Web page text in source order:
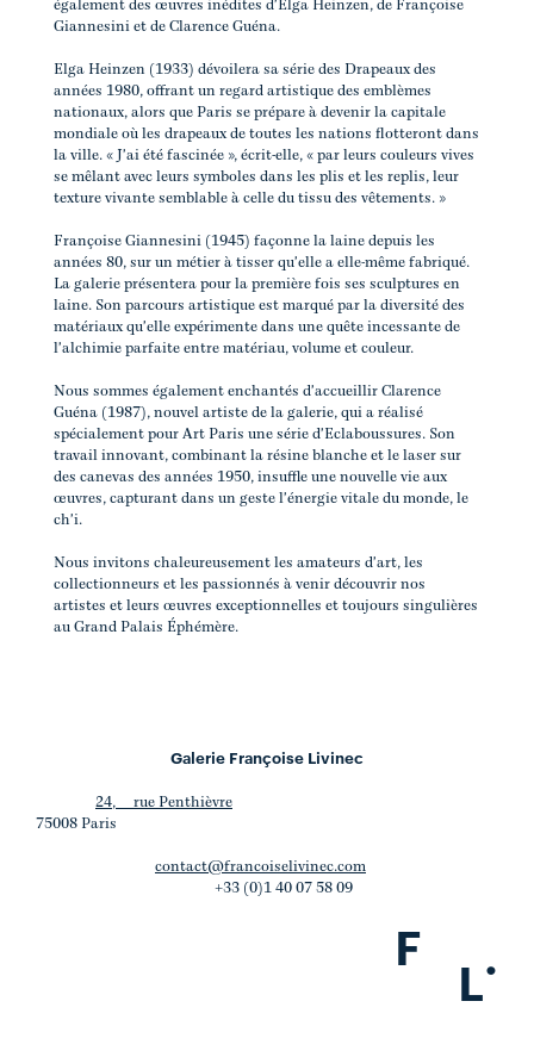
également des œuvres inédites d'Elga Heinzen, de Françoise
Giannesini et de Clarence Guéna.
Elga Heinzen (1933) dévoilera sa série des Drapeaux des
années 1980, offrant un regard artistique des emblèmes
nationaux, alors que Paris se prépare à devenir la capitale
mondiale où les drapeaux de toutes les nations flotteront dans
la ville. « J'ai été fascinée », écrit-elle, « par leurs couleurs vives
se mêlant avec leurs symboles dans les plis et les replis, leur
texture vivante semblable à celle du tissu des vêtements. »
Françoise Giannesini (1945) façonne la laine depuis les
années 80, sur un métier à tisser qu'elle a elle-même fabriqué.
La galerie présentera pour la première fois ses sculptures en
laine. Son parcours artistique est marqué par la diversité des
matériaux qu'elle expérimente dans une quête incessante de
l'alchimie parfaite entre matériau, volume et couleur.
Nous sommes également enchantés d'accueillir Clarence
Guéna (1987), nouvel artiste de la galerie, qui a réalisé
spécialement pour Art Paris une série d'Eclaboussures. Son
travail innovant, combinant la résine blanche et le laser sur
des canevas des années 1950, insuffle une nouvelle vie aux
œuvres, capturant dans un geste l'énergie vitale du monde, le
ch'i.
Nous invitons chaleureusement les amateurs d'art, les
collectionneurs et les passionnés à venir découvrir nos
artistes et leurs œuvres exceptionnelles et toujours singulières
au Grand Palais Éphémère.
Galerie Françoise Livinec
24, rue Penthièvre
75008 Paris
contact@francoiselivinec.com
+33 (0)1 40 07 58 09
F
L.